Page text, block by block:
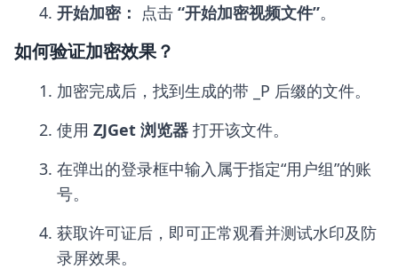
开始加密： 点击 “开始加密视频文件”。
如何验证加密效果？
加密完成后，找到生成的带 _P 后缀的文件。
使用 ZJGet 浏览器 打开该文件。
在弹出的登录框中输入属于指定“用户组”的账
号。
获取许可证后，即可正常观看并测试水印及防
录屏效果。